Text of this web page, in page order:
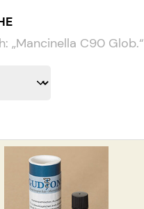
„Mancinella C90 Glob.“